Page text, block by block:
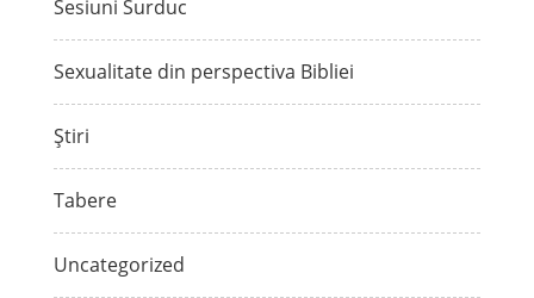
Sesiuni Surduc
Sexualitate din perspectiva Bibliei
Știri
Tabere
Uncategorized